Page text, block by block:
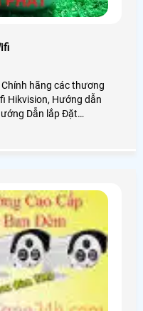
hãng các thương
Hikvision, Hướng dẫn
Dẫn lắp Đặt